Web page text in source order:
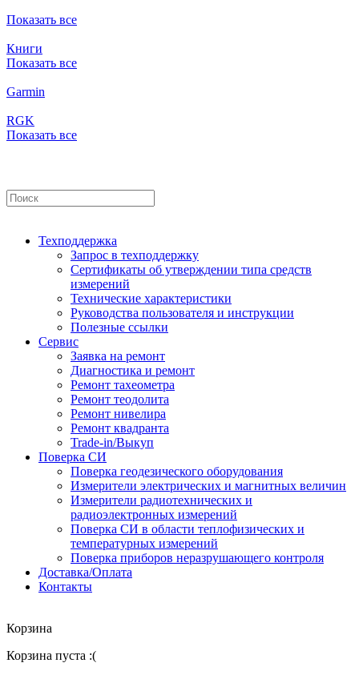
Показать все
Книги
Показать все
Garmin
RGK
Показать все
Техподдержка
Запрос в техподдержку
Сертификаты об утверждении типа средств
измерений
Технические характеристики
Руководства пользователя и инструкции
Полезные ссылки
Сервис
Заявка на ремонт
Диагностика и ремонт
Ремонт тахеометра
Ремонт теодолита
Ремонт нивелира
Ремонт квадранта
Trade-in/Выкуп
Поверка СИ
Поверка геодезического оборудования
Измерители электрических и магнитных величин
Измерители радиотехнических и
радиоэлектронных измерений
Поверка СИ в области теплофизических и
температурных измерений
Поверка приборов неразрушающего контроля
Доставка/Оплата
Контакты
Корзина
Корзина пуста :(